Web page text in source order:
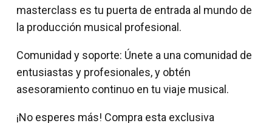
masterclass es tu puerta de entrada al mundo de
la producción musical profesional.
Comunidad y soporte: Únete a una comunidad de
entusiastas y profesionales, y obtén
asesoramiento continuo en tu viaje musical.
¡No esperes más! Compra esta exclusiva